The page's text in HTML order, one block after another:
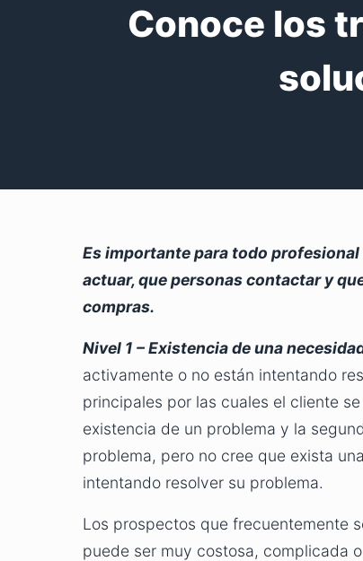
Conoce los
Es importante para todo
actuar, que personas contactar y
compras.
Nivel 1 – Existencia de una
activamente o no están intentando
principales por las cuales el cliente
existencia de un problema y la
problema, pero no cree que exista
intentando resolver su problema.
Los prospectos que frecuentemente
puede ser muy costosa, complicada